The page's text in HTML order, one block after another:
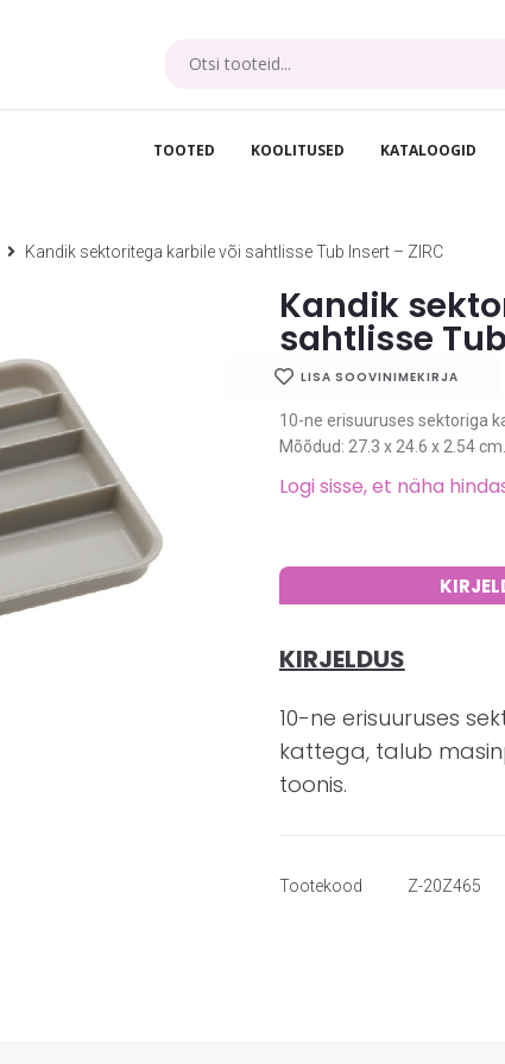
TOOTED KOOLITUSED KATALOOGID
Kandik sektoritega karbile või sahtlisse Tub Insert – ZIRC
Kandik
sahtlisse
LISA SOOVINIMEKIRJA
10-ne erisuuruses sektoriga
Mõõdud: 27.3 x 24.6 x 2.54
Logi sisse, et näha
KIRJELDUS
10-ne erisuuruses
kattega, talub
toonis.
Tootekood Z-20Z465